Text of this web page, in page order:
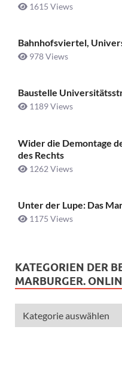
1615 Views
Bahnhofsviertel,
978 Views
Baustelle
1189 Views
Wider die Demontage
des Rechts
1262 Views
Unter der Lupe: Das
1175 Views
KATEGORIEN DER
MARBURGER.